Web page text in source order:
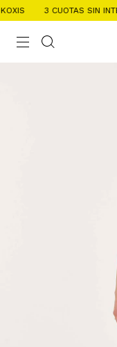
3 CUOTAS SIN INTERES